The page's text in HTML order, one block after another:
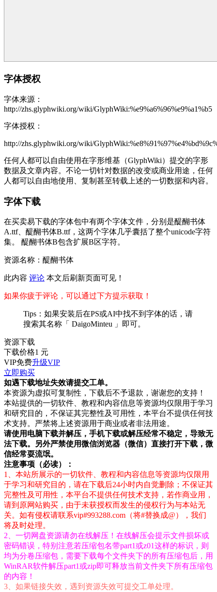
字体授权
字体来源：
http://zhs.glyphwiki.org/wiki/GlyphWiki:%e9%a6%96%e9%a1%b5
字体授权：
http://zhs.glyphwiki.org/wiki/
任何人都可以自由使用在字形维基（GlyphWiki）提交的字形
数据及文章内容。不论一切针对数据的改变或商业用途，任何
人都可以自由地使用、复制甚至转载上述的一切数据和内容。
字体下载
在买卖易下载的字体包中有两个字体文件，分别是醍醐书体
A.ttf、醍醐书体B.ttf，这两个字体几乎囊括了整个unicode字符
集。 醍醐书体B包含扩展B区字符。
资源名称：醍醐书体
此内容 评论 本文后刷新页面可见！
如果你疲于评论，可以通过下方提示获取！
Tips：如果安装后在PS或AI中找不到字体的话，请
搜索其名称「 DaigoMinteu 」即可。
资源下载
下载价格1 元
VIP免费升级VIP
立即购买
如遇下载地址失效请提交工单。
本资源为虚拟可复制性，下载后不予退款，谢谢您的支持！
本站提供的一切软件、教程和内容信息等资源均仅限用于学习
和研究目的，不保证其完整性及可用性，本平台不提供任何技
术支持。严禁将上述资源用于商业或者非法用途。
请使用电脑下载并解压，手机下载或解压经常不稳定，导致无
法下载。另外严禁使用微信浏览器（微信）直接打开下载，微
信经常耍流氓。
注意事项（必读）：
1、本站所展示的一切软件、教程和内容信息等资源均仅限用
于学习和研究目的，请在下载后24小时内自觉删除；不保证其
完整性及可用性，本平台不提供任何技术支持，若作商业用，
请到原网站购买，由于未获授权而发生的侵权行为与本站无
关。如有侵权请联系vip#993288.com（将#替换成@），我们
将及时处理。
2、一切网盘资源请勿在线解压！在线解压会提示文件损坏或
密码错误，特别注意若压缩包名带part1或z01这样的标识，则
均为分卷压缩包，需要下载每个文件夹下的所有压缩包后，用
WinRAR软件解压part1或zip即可释放当前文件夹下所有压缩包
的内容！
3、如果链接失效，遇到资源失效可提交工单处理。